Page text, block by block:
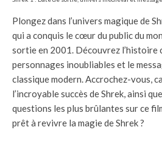
Plongez dans l’univers magique de
qui a conquis le cœur du public du
sortie en 2001. Découvrez l’histoire
personnages inoubliables et le
classique modern. Accrochez-vous,
l’incroyable succès de Shrek, ainsi
questions les plus brûlantes sur ce
prêt à revivre la magie de Shrek ?